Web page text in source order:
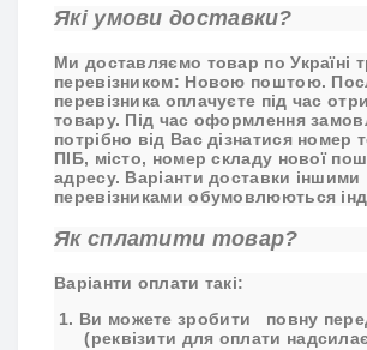
Які умови доставки?
Ми доставляємо товар по Україні
перевізником: Новою поштою.
перевізника оплачуєте під час
товару. Під час оформлення
потрібно від Вас дізнатися номер
ПІБ, місто, номер складу нової
адресу. Варіанти доставки іншими
перевізниками обумовлюються
Як сплатити товар?
Варіанти оплати такі:
Ви можете зробити
повну
(реквізити для оплати